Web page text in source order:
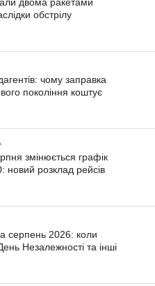
двома ракетами
обстрілу
чому заправка
покоління коштує
змінюється графік
розклад рейсів
серпень 2026: коли
Незалежності та інші